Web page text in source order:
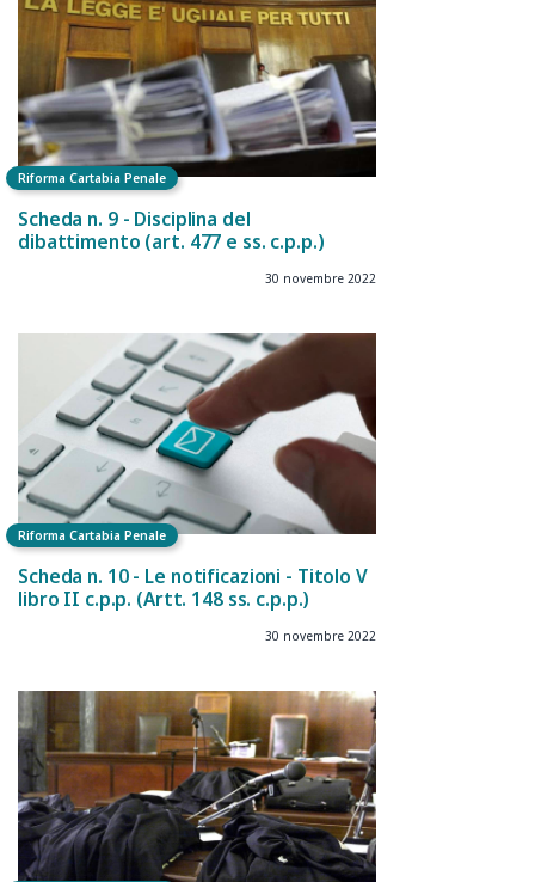
Riforma Cartabia Penale
Scheda n. 9 - Disciplina del
dibattimento (art. 477 e ss. c.p.p.)
30 novembre 2022
Riforma Cartabia Penale
Scheda n. 10 - Le notificazioni - Titolo V
libro II c.p.p. (Artt. 148 ss. c.p.p.)
30 novembre 2022